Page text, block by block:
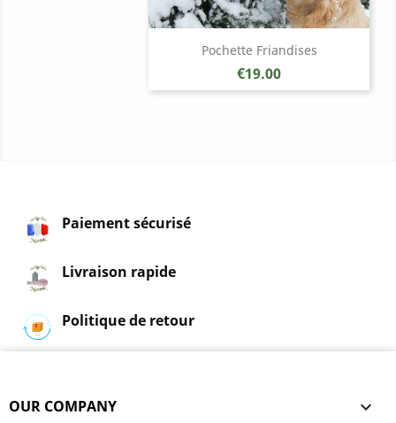
Pochette Friandises
Price
€19.00
Paiement sécurisé
Livraison rapide
Politique de retour
OUR COMPANY 